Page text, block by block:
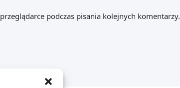
podczas pisania kolejnych komentarzy.